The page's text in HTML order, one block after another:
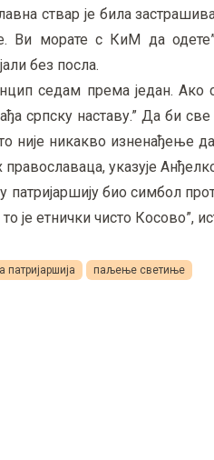
ствар је била
Ви морате с КиМ да
без посла.
седам према један.
српску наставу.” Да би
није никакво изненађење
указује
патријаршију био симбол
је етнички чисто Косово”,
патријаршија паљење светиње